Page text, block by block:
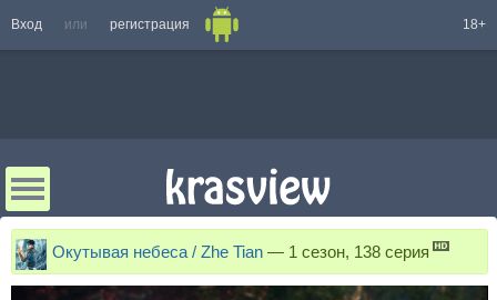
Вход или регистрация 18+
Окутывая небеса / Zhe Tian — 1 сезон, 138 серия